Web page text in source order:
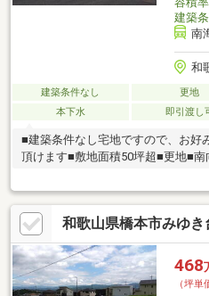
建築
南
和
建築条件なし 更地
本下水
即引渡し
■建築条件なし宅地ですので、お好
頂けます■敷地面積50坪超■更地■南
和歌山県橋本市みゆき
468
（坪単